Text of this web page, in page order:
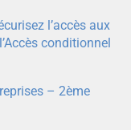
l’accès aux
conditionnel
– 2ème